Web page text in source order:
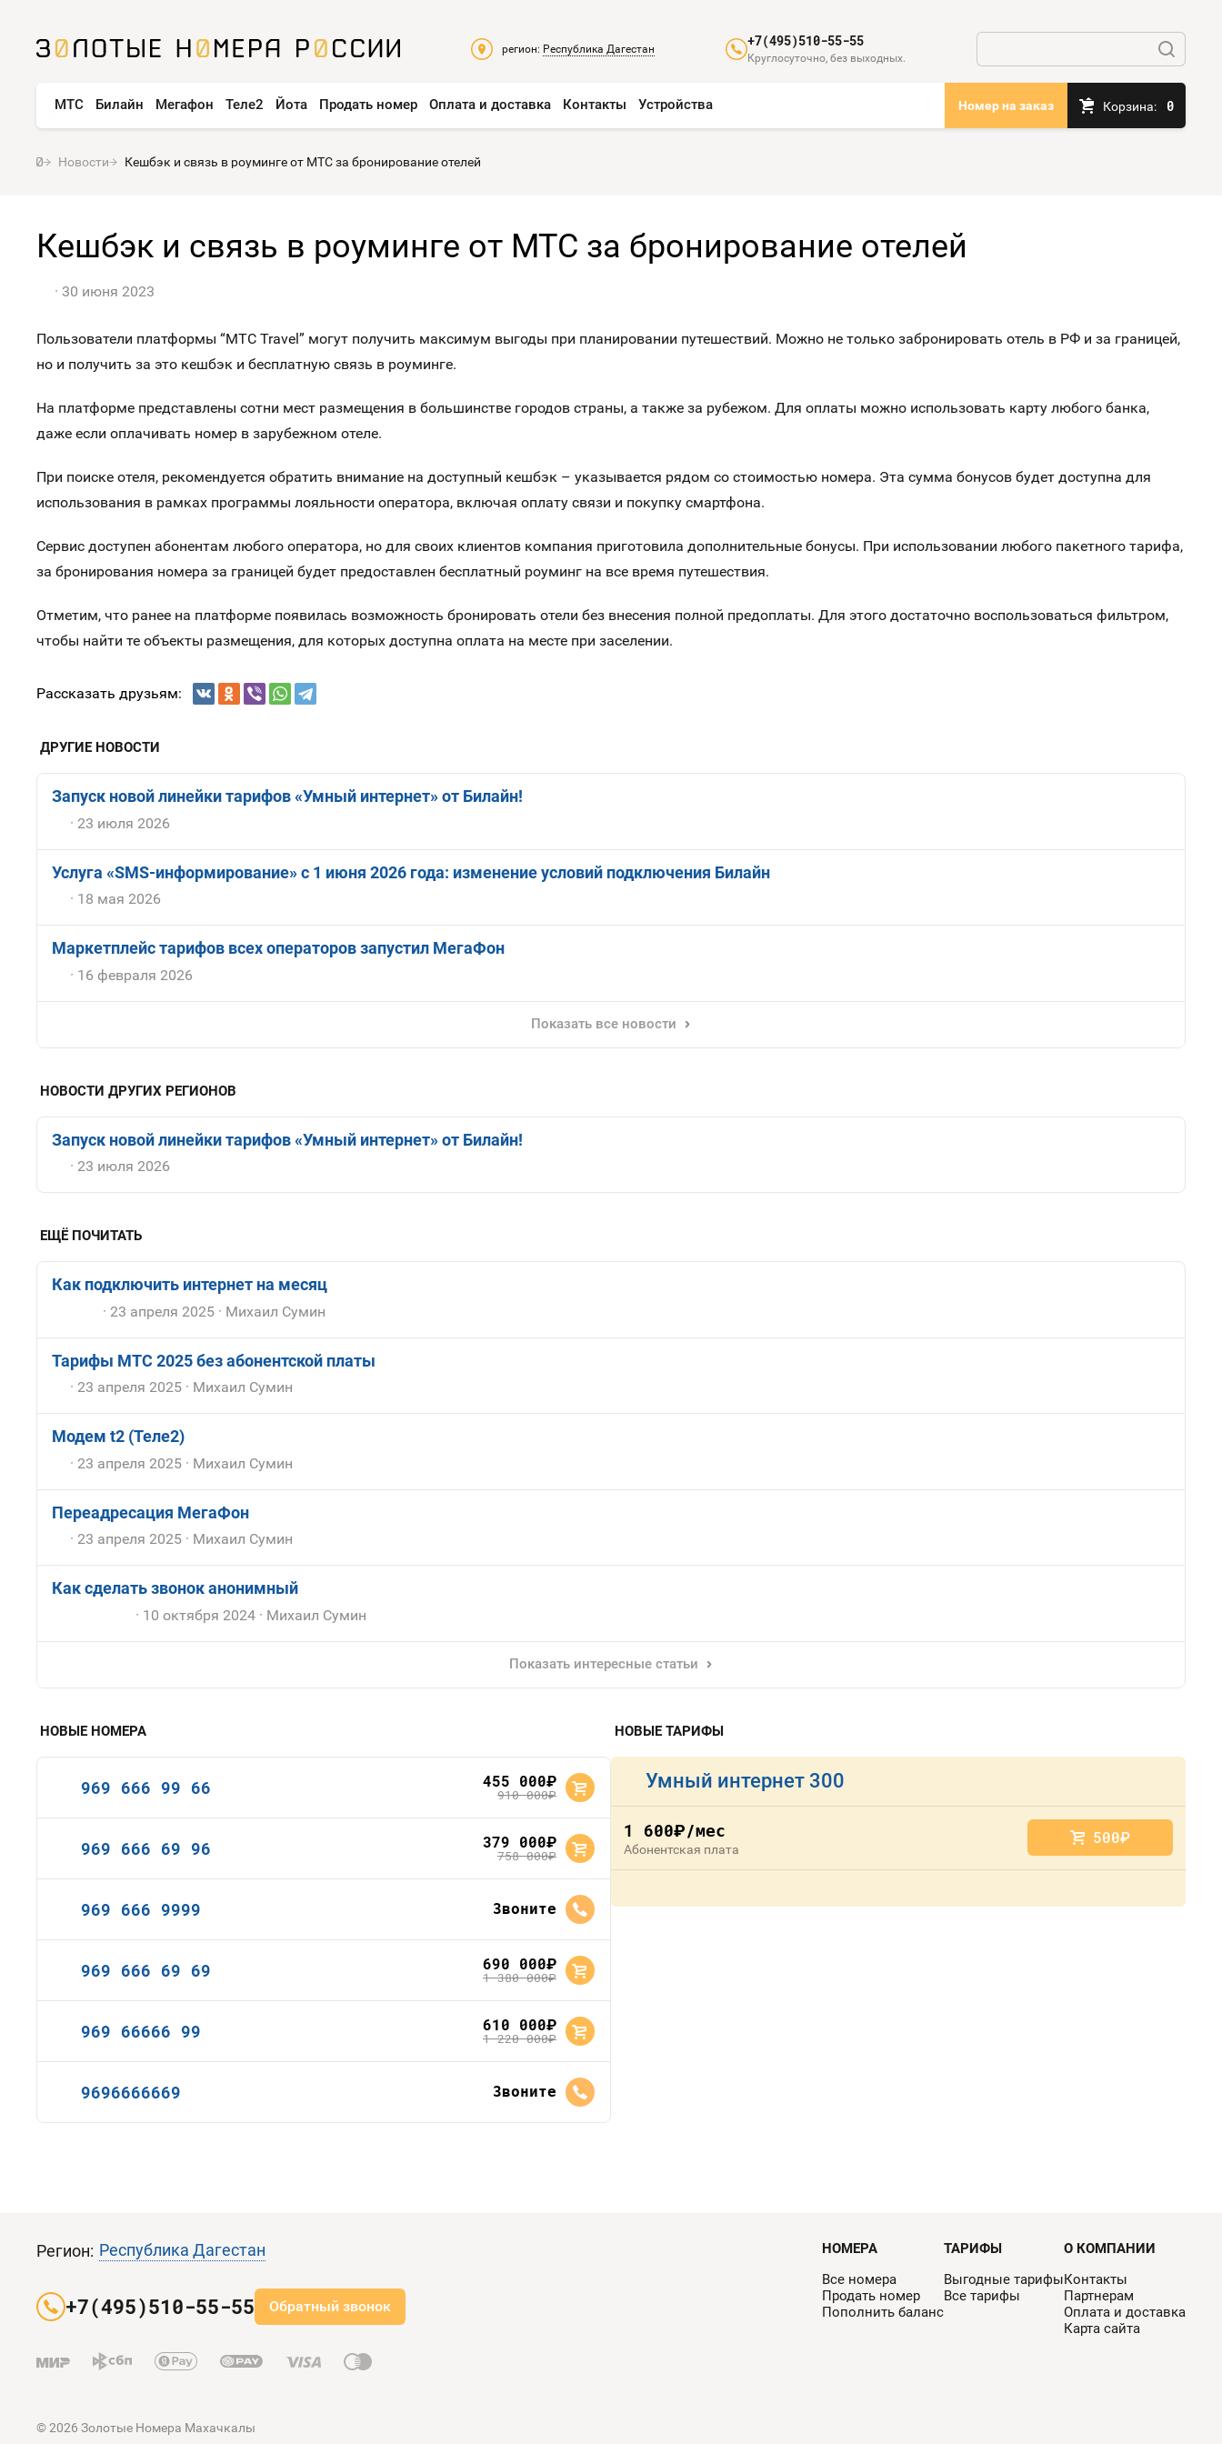
регион: Республика Дагестан +7(495)510-55-55
Круглосуточно, без выходных.
МТС Билайн Мегафон Теле2 Йота Продать номер Оплата и доставка Контакты Устройства Номер на заказ Корзина: 0
Новости Кешбэк и связь в роуминге от МТС за бронирование отелей
Кешбэк и связь в роуминге от МТС за бронирование отелей
30 июня 2023
Пользователи платформы “МТС Travel” могут получить максимум выгоды при планировании путешествий. Можно не только забронировать отель в РФ и за границей,
но и получить за это кешбэк и бесплатную связь в роуминге.
На платформе представлены сотни мест размещения в большинстве городов страны, а также за рубежом. Для оплаты можно использовать карту любого банка,
даже если оплачивать номер в зарубежном отеле.
При поиске отеля, рекомендуется обратить внимание на доступный кешбэк – указывается рядом со стоимостью номера. Эта сумма бонусов будет доступна для
использования в рамках программы лояльности оператора, включая оплату связи и покупку смартфона.
Сервис доступен абонентам любого оператора, но для своих клиентов компания приготовила дополнительные бонусы. При использовании любого пакетного тарифа,
за бронирования номера за границей будет предоставлен бесплатный роуминг на все время путешествия.
Отметим, что ранее на платформе появилась возможность бронировать отели без внесения полной предоплаты. Для этого достаточно воспользоваться фильтром,
чтобы найти те объекты размещения, для которых доступна оплата на месте при заселении.
Рассказать друзьям:
ДРУГИЕ НОВОСТИ
Запуск новой линейки тарифов «Умный интернет» от Билайн!
23 июля 2026
Услуга «SMS-информирование» с 1 июня 2026 года: изменение условий подключения Билайн
18 мая 2026
Маркетплейс тарифов всех операторов запустил МегаФон
16 февраля 2026
Показать все новости
НОВОСТИ ДРУГИХ РЕГИОНОВ
Запуск новой линейки тарифов «Умный интернет» от Билайн!
23 июля 2026
ЕЩЁ ПОЧИТАТЬ
Как подключить интернет на месяц
23 апреля 2025 Михаил Сумин
Тарифы МТС 2025 без абонентской платы
23 апреля 2025 Михаил Сумин
Модем t2 (Теле2)
23 апреля 2025 Михаил Сумин
Переадресация МегаФон
23 апреля 2025 Михаил Сумин
Как сделать звонок анонимный
10 октября 2024 Михаил Сумин
Показать интересные статьи
НОВЫЕ НОМЕРА
969 666 99 66 455 000руб.
910 000руб.
969 666 69 96 379 000руб.
758 000руб.
969 666 9999 Звоните
969 666 69 69 690 000руб.
1 380 000руб.
969 66666 99 610 000руб.
1 220 000руб.
9696666669 Звоните
НОВЫЕ ТАРИФЫ
Умный интернет 300
1 600руб./мес
Абонентская плата
500руб.
НОМЕРА
Все номера
Продать номер
Пополнить баланс
ТАРИФЫ
Выгодные тарифы
Все тарифы
О КОМПАНИИ
Контакты
Партнерам
Оплата и доставка
Карта сайта
Регион: Республика Дагестан
+7(495)510-55-55 Обратный звонок
© 2026 Золотые Номера Махачкалы